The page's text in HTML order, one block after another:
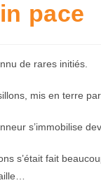
pace
de rares initiés.
mis en terre
s’immobilise
s’était fait